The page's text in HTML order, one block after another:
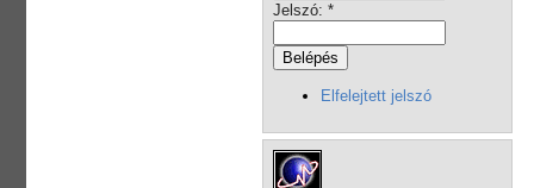
Jelszó: *
Elfelejtett jelszó